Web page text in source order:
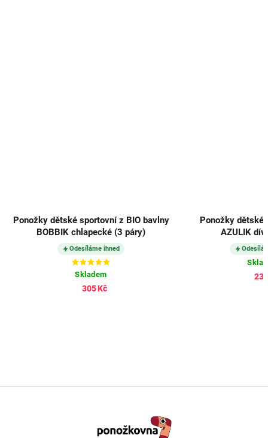
Ponožky dětské sportovní z BIO bavlny
BOBBIK chlapecké (3 páry)
Odesíláme ihned
Skladem
305 Kč
Ponožky dětské
AZULIK